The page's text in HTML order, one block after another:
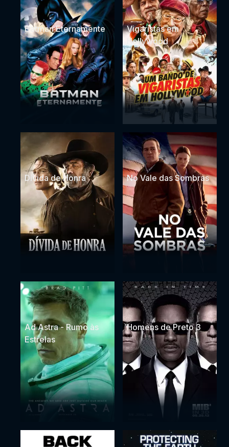
Batman Eternamente
Vigaristas em
Hollywood
Dívida de Honra No Vale das Sombras
Ad Astra - Rumo às
Estrelas
Homens de Preto 3